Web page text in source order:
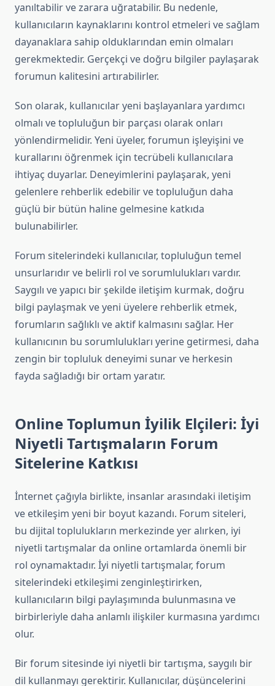
yanıltabilir ve zarara uğratabilir. Bu nedenle,
kullanıcıların kaynaklarını kontrol etmeleri ve sağlam
dayanaklara sahip olduklarından emin olmaları
gerekmektedir. Gerçekçi ve doğru bilgiler paylaşarak
forumun kalitesini artırabilirler.
Son olarak, kullanıcılar yeni başlayanlara yardımcı
olmalı ve topluluğun bir parçası olarak onları
yönlendirmelidir. Yeni üyeler, forumun işleyişini ve
kurallarını öğrenmek için tecrübeli kullanıcılara
ihtiyaç duyarlar. Deneyimlerini paylaşarak, yeni
gelenlere rehberlik edebilir ve topluluğun daha
güçlü bir bütün haline gelmesine katkıda
bulunabilirler.
Forum sitelerindeki kullanıcılar, topluluğun temel
unsurlarıdır ve belirli rol ve sorumlulukları vardır.
Saygılı ve yapıcı bir şekilde iletişim kurmak, doğru
bilgi paylaşmak ve yeni üyelere rehberlik etmek,
forumların sağlıklı ve aktif kalmasını sağlar. Her
kullanıcının bu sorumlulukları yerine getirmesi, daha
zengin bir topluluk deneyimi sunar ve herkesin
fayda sağladığı bir ortam yaratır.
Online Toplumun İyilik Elçileri: İyi
Niyetli Tartışmaların Forum
Sitelerine Katkısı
İnternet çağıyla birlikte, insanlar arasındaki iletişim
ve etkileşim yeni bir boyut kazandı. Forum siteleri,
bu dijital toplulukların merkezinde yer alırken, iyi
niyetli tartışmalar da online ortamlarda önemli bir
rol oynamaktadır. İyi niyetli tartışmalar, forum
sitelerindeki etkileşimi zenginleştirirken,
kullanıcıların bilgi paylaşımında bulunmasına ve
birbirleriyle daha anlamlı ilişkiler kurmasına yardımcı
olur.
Bir forum sitesinde iyi niyetli bir tartışma, saygılı bir
dil kullanmayı gerektirir. Kullanıcılar, düşüncelerini